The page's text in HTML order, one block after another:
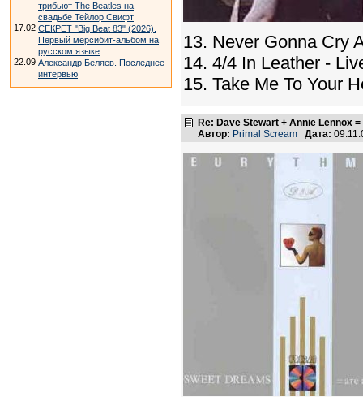
трибьют The Beatles на
свадьбе Тейлор Свифт
17.02 СЕКРЕТ "Big Beat 83" (2026).
Первый мерсибит-альбом на
русском языке
22.09 Александр Беляев. Последнее
интервью
13. Never Gonna Cry
14. 4/4 In Leather -
15. Take Me To Your
Re: Dave Stewart + Annie Lennox
Автор: Primal Scream Дата: